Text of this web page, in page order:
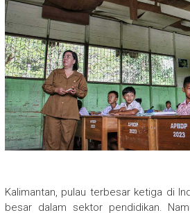
Kalimantan, pulau terbesar ketiga di
besar dalam sektor pendidikan.